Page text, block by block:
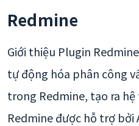
Redmine
Giới thiệu Plugin
tự động hóa phân công
trong Redmine, tạo ra
Redmine được hỗ trợ bởi